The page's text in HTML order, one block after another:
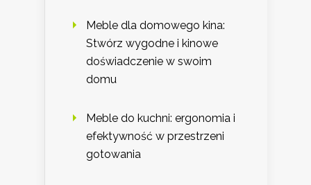
Meble dla domowego kina:
Stwórz wygodne i kinowe
doświadczenie w swoim
domu
Meble do kuchni: ergonomia i
efektywność w przestrzeni
gotowania